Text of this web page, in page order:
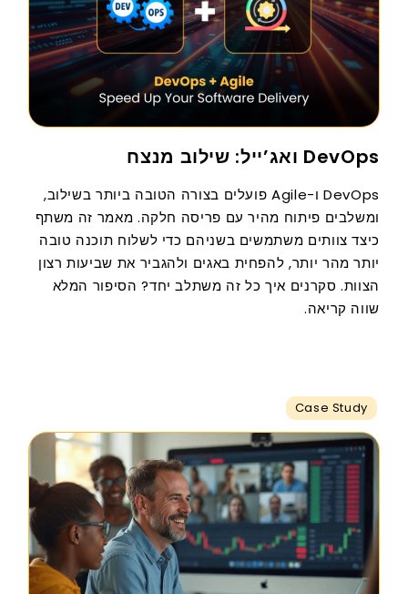
DevOps ואג’ייל: שילוב מנצח
DevOps ו-Agile פועלים בצורה הטובה ביותר בשילוב,
ומשלבים פיתוח מהיר עם פריסה חלקה. מאמר זה משתף
כיצד צוותים משתמשים בשניהם כדי לשלוח תוכנה טובה
יותר מהר יותר, להפחית באגים ולהגביר את שביעות רצון
הצוות. סקרנים איך כל זה משתלב יחד? הסיפור המלא
שווה קריאה.
Case Study